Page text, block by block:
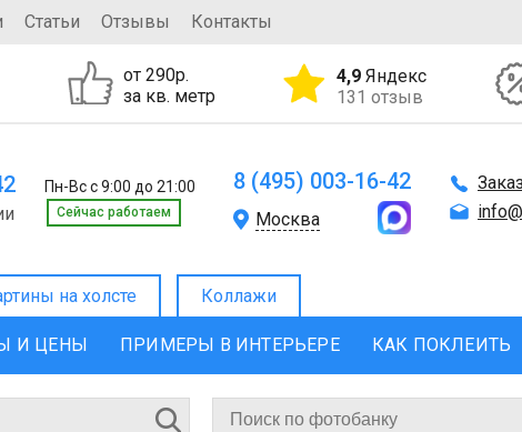
Статьи Отзывы Контакты
от 290р.
за кв. метр
4,9 Яндекс
131 отзыв
Пн-Вс с 9:00 до 21:00
Cейчас работаем
8 (495) 003-16-42
Москва
на холсте Коллажи
И ЦЕНЫ ПРИМЕРЫ В ИНТЕРЬЕРЕ КАК ПОКЛЕИТЬ